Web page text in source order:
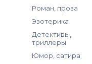
Роман, проза
Эзотерика
Детективы,
триллеры
Юмор, сатира